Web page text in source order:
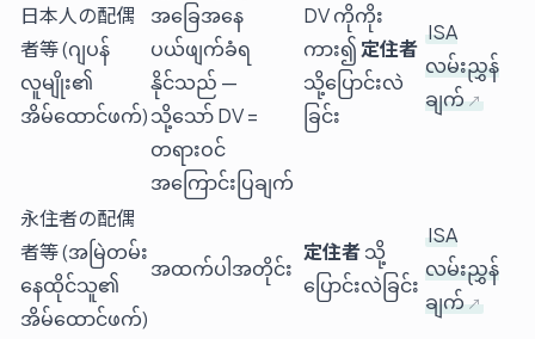
日本人の配偶
者等 (ဂျပန်
လူမျိုး၏
အိမ်ထောင်ဖက်)
အခြေအနေ
ပယ်ဖျက်ခံရ
နိုင်သည် —
သို့သော် DV =
တရားဝင်
အကြောင်းပြချက်
DV ကိုကိုး
ကား၍ 定住者
သို့ပြောင်းလဲ
ခြင်း
ISA
လမ်းညွှန်
ချက်
永住者の配偶
者等 (အမြဲတမ်း
နေထိုင်သူ၏
အိမ်ထောင်ဖက်)
အထက်ပါအတိုင်း
定住者သို့
ပြောင်းလဲခြင်း
ISA
လမ်းညွှန်
ချက်